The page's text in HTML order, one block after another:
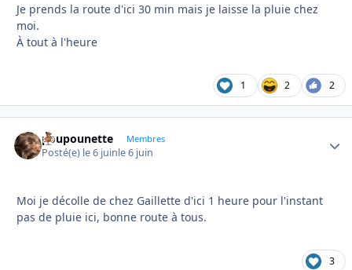
Je prends la route d'ici 30 min mais je laisse la pluie chez
moi.
À tout à l'heure
1 2 2
poupounette Membres
Posté(e) le 6 juinle 6 juin
Moi je décolle de chez Gaillette d'ici 1 heure pour l'instant
pas de pluie ici, bonne route à tous.
3